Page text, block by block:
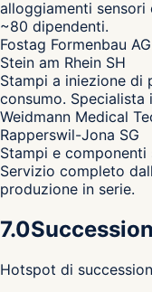
alloggiamenti
~80 dipendenti.
Fostag Formenbau AG
Stein am Rhein SH
Stampi a iniezione di
consumo.
Weidmann Medical
Rapperswil-Jona SG
Stampi e
Servizio completo
produzione in serie.
7.0
Hotspot di